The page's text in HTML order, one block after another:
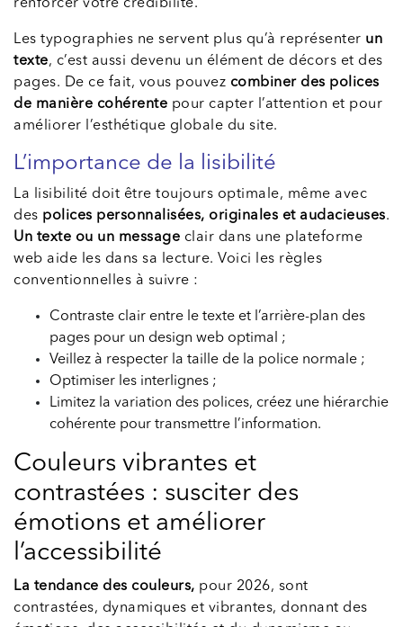
renforcer votre crédibilité.
Les typographies ne servent plus qu’à représenter un
texte, c’est aussi devenu un élément de décors et des
pages. De ce fait, vous pouvez combiner des polices
de manière cohérente pour capter l’attention et pour
améliorer l’esthétique globale du site.
L’importance de la lisibilité
La lisibilité doit être toujours optimale, même avec
des polices personnalisées, originales et audacieuses.
Un texte ou un message clair dans une plateforme
web aide les dans sa lecture. Voici les règles
conventionnelles à suivre :
Contraste clair entre le texte et l’arrière-plan des
pages pour un design web optimal ;
Veillez à respecter la taille de la police normale ;
Optimiser les interlignes ;
Limitez la variation des polices, créez une hiérarchie
cohérente pour transmettre l’information.
Couleurs vibrantes et
contrastées : susciter des
émotions et améliorer
l’accessibilité
La tendance des couleurs, pour 2026, sont
contrastées, dynamiques et vibrantes, donnant des